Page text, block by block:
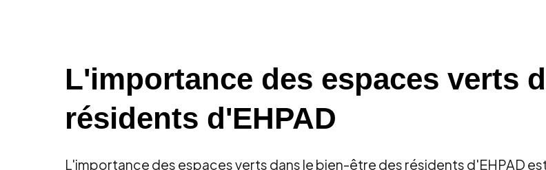
L'importance des espaces verts
résidents d'EHPAD
L'importance des espaces verts dans le bien-être des résidents d'EHPAD